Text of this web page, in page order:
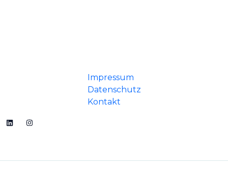
Impressum
Datenschutz
Kontakt